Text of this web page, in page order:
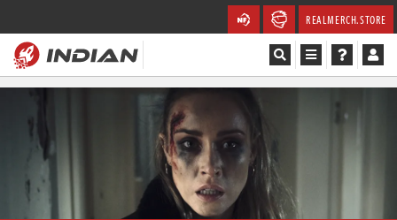
REALMERCH.STORE
Recenze
Videa